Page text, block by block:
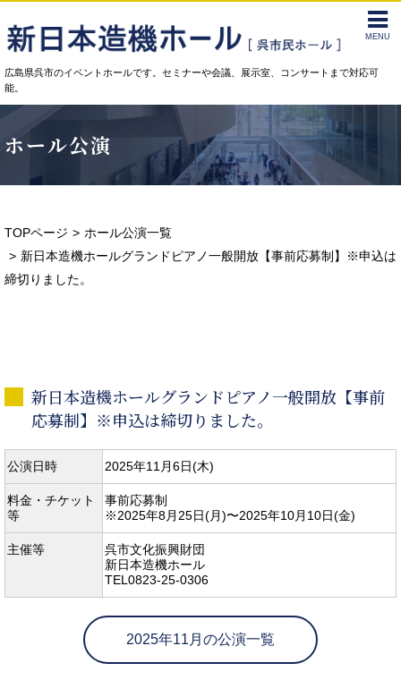
広島県呉市のイベントホールです。セミナーや会議、展示室、コンサートまで対応可
能。
ホール公演
TOPページ
ホール公演一覧
新日本造機ホールグランドピアノ一般開放【事前応募制】※申込は
締切りました。
新日本造機ホールグランドピアノ一般開放【事前
応募制】※申込は締切りました。
公演日時 2025年11月6日(木)
料金・チケット
等
事前応募制
※2025年8月25日(月)〜2025年10月10日(金)
主催等
呉市文化振興財団
新日本造機ホール
TEL0823-25-0306
2025年11月の公演一覧
MENU